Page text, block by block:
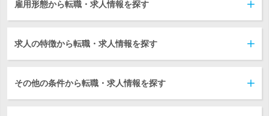
雇用形態から転職・求人情報を探す
求人の特徴から転職・求人情報を探す
その他の条件から転職・求人情報を探す